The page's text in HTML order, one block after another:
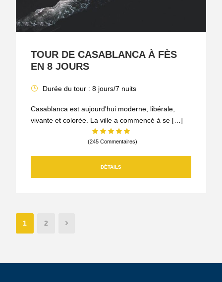
TOUR DE CASABLANCA À FÈS
EN 8 JOURS
Durée du tour : 8 jours/7 nuits
Casablanca est aujourd'hui moderne, libérale,
vivante et colorée. La ville a commencé à se […]
(245 Commentaires)
DÉTAILS
1 2